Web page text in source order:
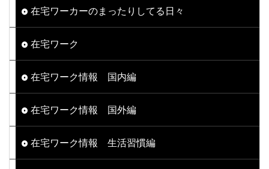
在宅ワーカーのまったりしてる日々
在宅ワーク
在宅ワーク情報 国内編
在宅ワーク情報 国外編
在宅ワーク情報 生活習慣編